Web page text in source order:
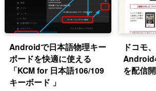
Androidで日本語物理キー
ボードを快適に使える
「KCM for 日本語106/109
キーボード 」
ドコモ
を配信